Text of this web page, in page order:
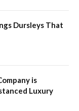
Dursleys That
is
Luxury